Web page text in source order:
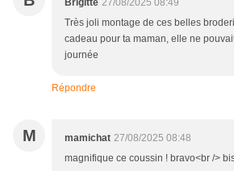
Brigitte 27/08/2025 08:49
Très joli montage de ces belles
cadeau pour ta maman, elle ne
journée
Répondre
M mamichat 27/08/2025 08:48
magnifique ce coussin ! bravo<br />